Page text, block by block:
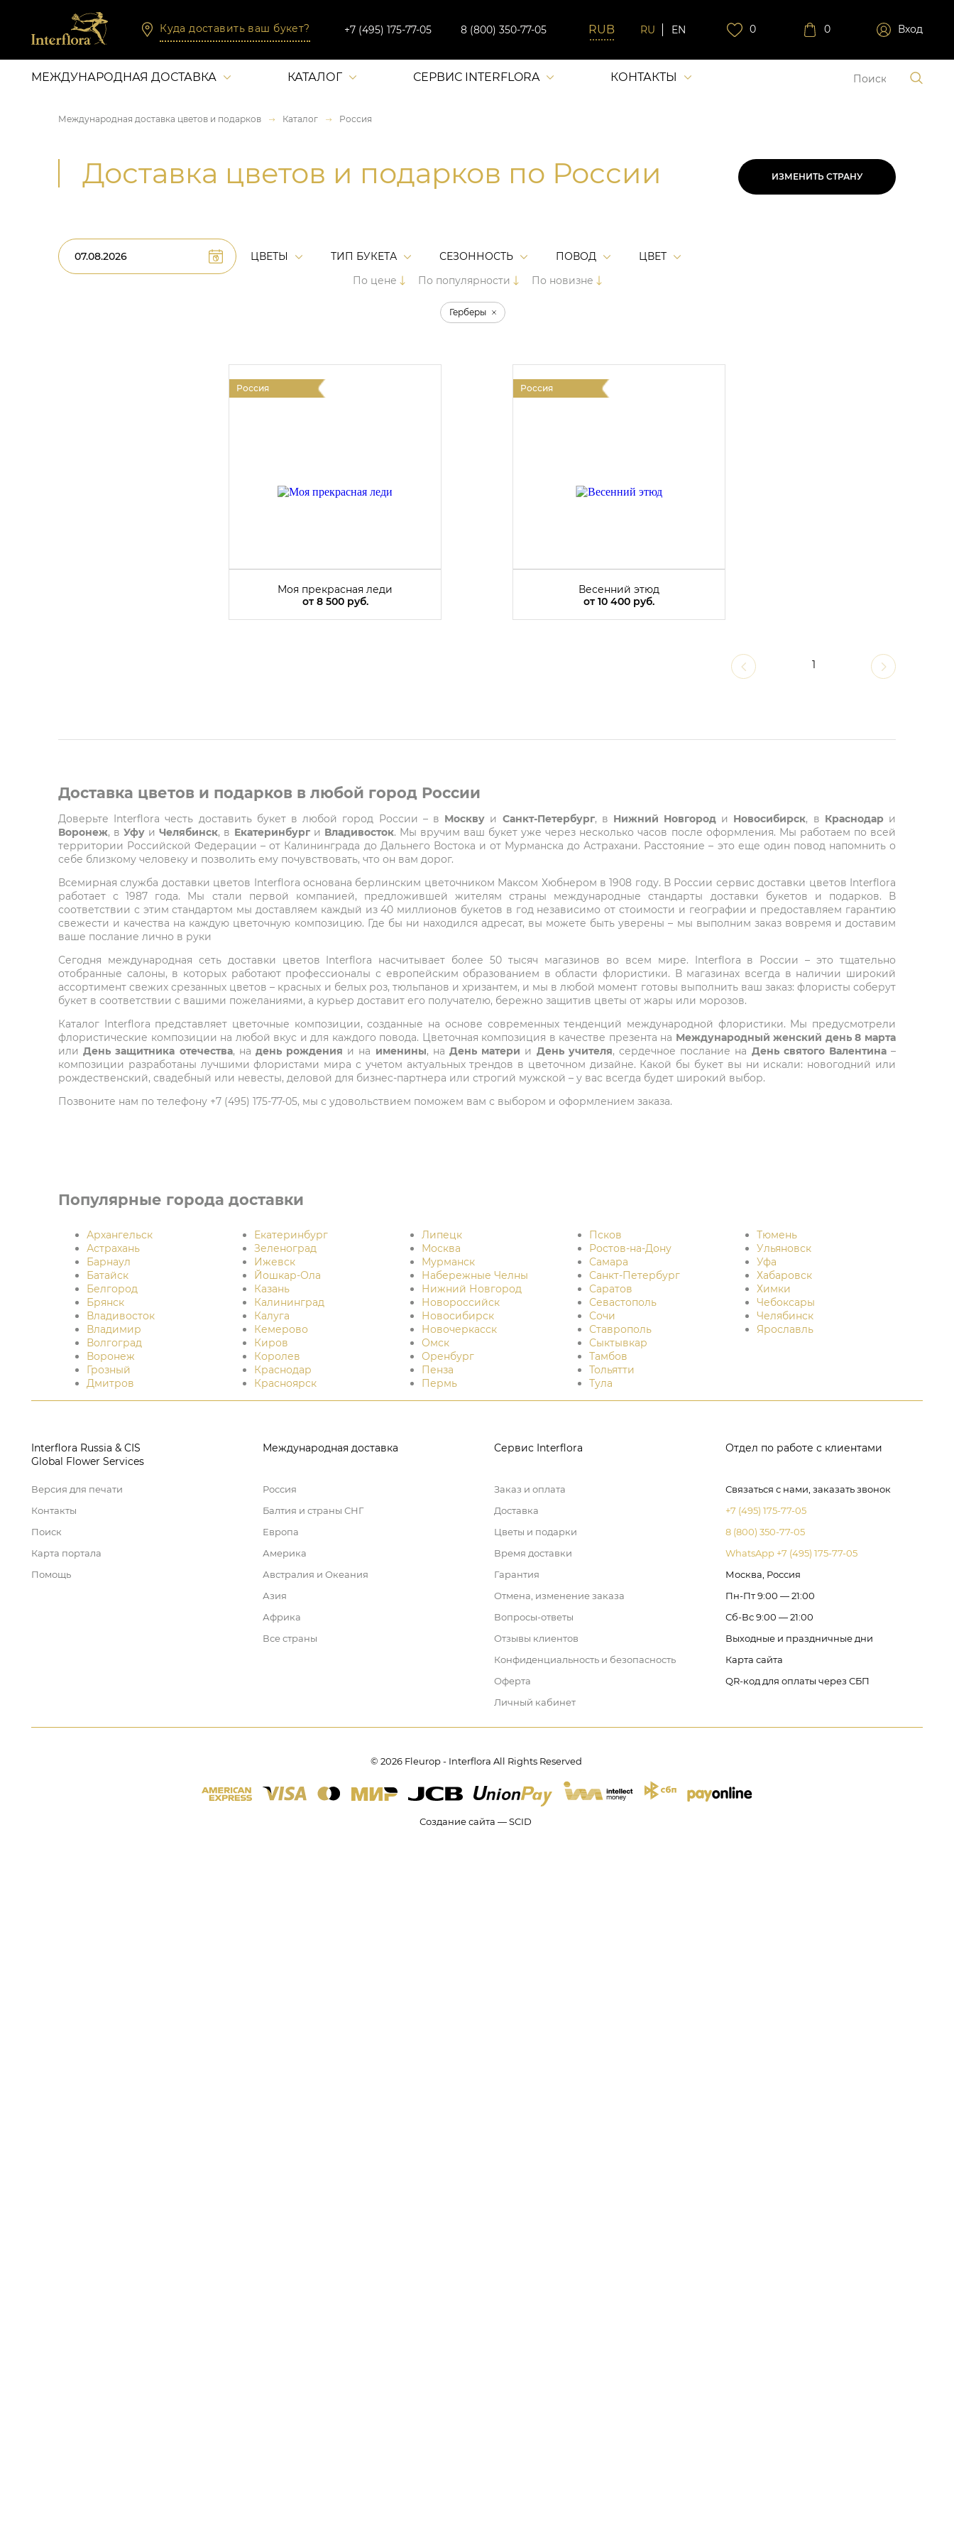
Куда доставить ваш букет? +7 (495) 175-77-05 8 (800) 350-77-05 RU EN 0 0 Вход
МЕЖДУНАРОДНАЯ ДОСТАВКА КАТАЛОГ СЕРВИС INTERFLORA КОНТАКТЫ
Международная доставка цветов и подарков Каталог Россия
Доставка цветов и подарков по России ИЗМЕНИТЬ СТРАНУ
ЦВЕТЫ ТИП БУКЕТА СЕЗОННОСТЬ ПОВОД
ЦВЕТ
По цене
По популярности По новизне
Герберы
Россия
Моя прекрасная леди
от8 500 руб.
Россия
Весенний этюд
от10 400 руб.
1
Доставка цветов и подарков в любой город России
Доверьте Interflora честь доставить букет в любой город России – в Москву и Санкт-Петербург, в Нижний Новгород и Новосибирск, в Краснодари
Воронеж, вУфу иЧелябинск, в Екатеринбурги Владивосток. Мы вручим ваш букет уже через несколько часов после оформления. Мы работаем по всей
территории Российской Федерации – от Калининграда до Дальнего Востока и от Мурманска до Астрахани. Расстояние – это еще один повод напомнить о
себе близкому человеку и позволить ему почувствовать, что он вам дорог.
Всемирная служба доставки цветов Interflora основана берлинским цветочником Максом Хюбнером в 1908 году. В России сервис доставки цветов Interflora
работает с 1987 года. Мы стали первой компанией, предложившей жителям страны международные стандарты доставки букетов и подарков. В
соответствии с этим стандартом мы доставляем каждый из 40 миллионов букетов в год независимо от стоимости и географии и предоставляем гарантию
свежести и качества на каждую цветочную композицию. Где бы ни находился адресат, вы можете быть уверены – мы выполним заказ вовремя и доставим
ваше послание лично в руки
Сегодня международная сеть доставки цветов Interflora насчитывает более 50 тысяч магазинов во всем мире. Interflora в России – это тщательно
отобранные салоны, в которых работают профессионалы с европейским образованием в области флористики. В магазинах всегда в наличии широкий
ассортимент свежих срезанных цветов – красных и белых роз, тюльпанов и хризантем, и мы в любой момент готовы выполнить ваш заказ: флористы соберут
букет в соответствии с вашими пожеланиями, а курьер доставит его получателю, бережно защитив цветы от жары или морозов.
Каталог Interflora представляет цветочные композиции, созданные на основе современных тенденций международной флористики. Мы предусмотрели
флористические композиции на любой вкус и для каждого повода. Цветочная композиция в качестве презента на Международный женский день 8 марта
илиДень защитника отечества, на день рождения и на именины, наДень матери и День учителя, сердечное послание на День святого Валентина–
композиции разработаны лучшими флористами мира с учетом актуальных трендов в цветочном дизайне. Какой бы букет вы ни искали: новогодний или
рождественский, свадебный или невесты, деловой для бизнес-партнера или строгий мужской – у вас всегда будет широкий выбор.
Позвоните нам по телефону +7 (495) 175-77-05, мы с удовольствием поможем вам с выбором и оформлением заказа.
Популярные города доставки
Архангельск
Астрахань
Барнаул
Батайск
Белгород
Брянск
Владивосток
Владимир
Волгоград
Воронеж
Грозный
Дмитров
Екатеринбург
Зеленоград
Ижевск
Йошкар-Ола
Казань
Калининград
Калуга
Кемерово
Киров
Королев
Краснодар
Красноярск
Липецк
Москва
Мурманск
Набережные Челны
Нижний Новгород
Новороссийск
Новосибирск
Новочеркасск
Омск
Оренбург
Пенза
Пермь
Псков
Ростов-на-Дону
Самара
Санкт-Петербург
Саратов
Севастополь
Сочи
Ставрополь
Сыктывкар
Тамбов
Тольятти
Тула
Тюмень
Ульяновск
Уфа
Хабаровск
Химки
Чебоксары
Челябинск
Ярославль
Interflora Russia & CIS
Global Flower Services
Версия для печати
Контакты
Поиск
Карта портала
Помощь
Международная доставка
Россия
Балтия и страны СНГ
Европа
Америка
Австралия и Океания
Азия
Африка
Все страны
Сервис Interflora
Заказ и оплата
Доставка
Цветы и подарки
Время доставки
Гарантия
Отмена, изменение заказа
Вопросы-ответы
Отзывы клиентов
Конфиденциальность и безопасность
Оферта
Личный кабинет
Отдел по работе с клиентами
Связаться с нами, заказать звонок
+7 (495) 175-77-05
8 (800) 350-77-05
WhatsApp +7 (495) 175-77-05
Москва, Россия
Пн-Пт 9:00 — 21:00
Сб-Вс 9:00 — 21:00
Выходные и праздничные дни
Карта сайта
QR-код для оплаты через СБП
© 2026 Fleurop - Interflora All Rights Reserved
Создание сайта — SCID